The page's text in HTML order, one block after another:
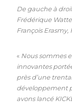
De gauche à
Frédérique
François Erasmy,
« Nous sommes
innovantes
près d’une
développement
avons lancé